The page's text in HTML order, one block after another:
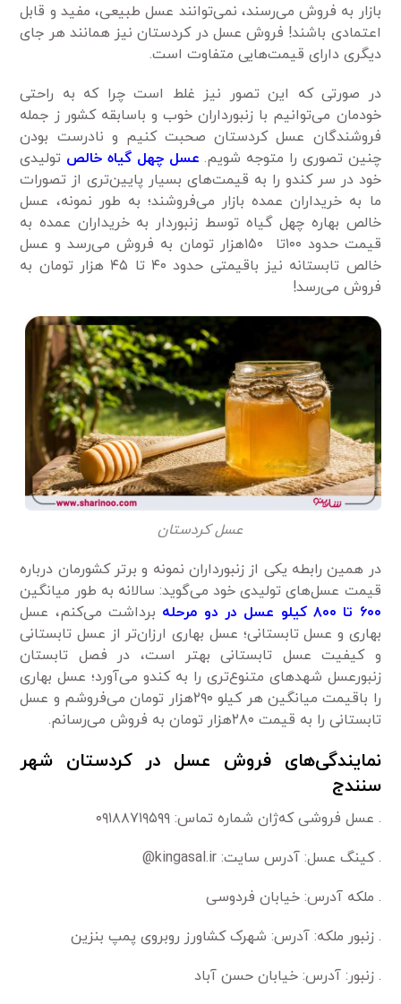
بازار به فروش می‌رسند، نمی‌توانند عسل طبیعی، مفید و قابل
اعتمادی باشند! فروش عسل در کردستان نیز همانند هر جای
دیگری دارای قیمت‌هایی متفاوت است.
در صورتی که این تصور نیز غلط است چرا که به‌ راحتی
خودمان می‌توانیم با زنبورداران خوب و باسابقه کشور ز جمله
فروشندگان عسل کردستان صحبت کنیم و نادرست بودن
چنین تصوری را متوجه شویم. عسل چهل گیاه خالص تولیدی
خود در سر کندو را به قیمت‌های بسیار پایین‌تری از تصورات
ما به خریداران عمده بازار می‌فروشند؛ به طور نمونه، عسل
خالص بهاره چهل گیاه توسط زنبوردار به خریداران عمده به
قیمت حدود ۱۰۰تا ۱۵۰هزار تومان به فروش می‌رسد و عسل
خالص تابستانه نیز باقیمتی حدود ۴۰ تا ۴۵ هزار تومان به
فروش می‌رسد!
عسل کردستان
در همین رابطه یکی از زنبورداران نمونه و برتر کشورمان درباره
قیمت عسل‌های تولیدی خود می‌گوید: سالانه به ‌طور میانگین
۶۰۰ تا ۸۰۰ کیلو عسل در دو مرحله
برداشت می‌کنم، عسل
بهاری و عسل تابستانی؛ عسل بهاری ارزان‌تر از عسل تابستانی
و کیفیت عسل تابستانی بهتر است، در فصل تابستان
زنبورعسل شهد‌های متنوع‌تری را به کندو می‌آورد؛ عسل بهاری
را باقیمت میانگین هر کیلو ۲۹۰هزار تومان می‌فروشم و عسل
تابستانی را به قیمت ۲۸۰هزار تومان به فروش می‌‌رسانم.
نمایندگیهای فروش عسل در کردستان شهر
سنندج
. عسل فروشی که‌ژان شماره تماس: ۰۹۱۸۸۷۱۹۵۹۹
. کینگ عسل: آدرس سایت: kingasal.ir@
. ملکه آدرس: خیابان فردوسی
. زنبور ملکه: آدرس: شهرک کشاورز روبروی پمپ بنزین
. زنبور: آدرس: خیابان حسن آباد